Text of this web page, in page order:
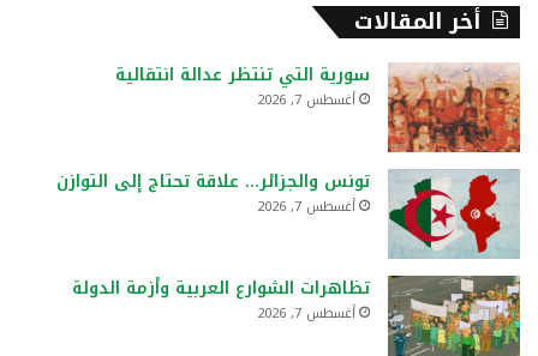
أخر المقالات
سورية التي تنتظر عدالة انتقالية
أغسطس 7, 2026
تونس والجزائر… علاقة تحتاج إلى التوازن
أغسطس 7, 2026
تظاهرات الشوارع العربية وأزمة الدولة
أغسطس 7, 2026